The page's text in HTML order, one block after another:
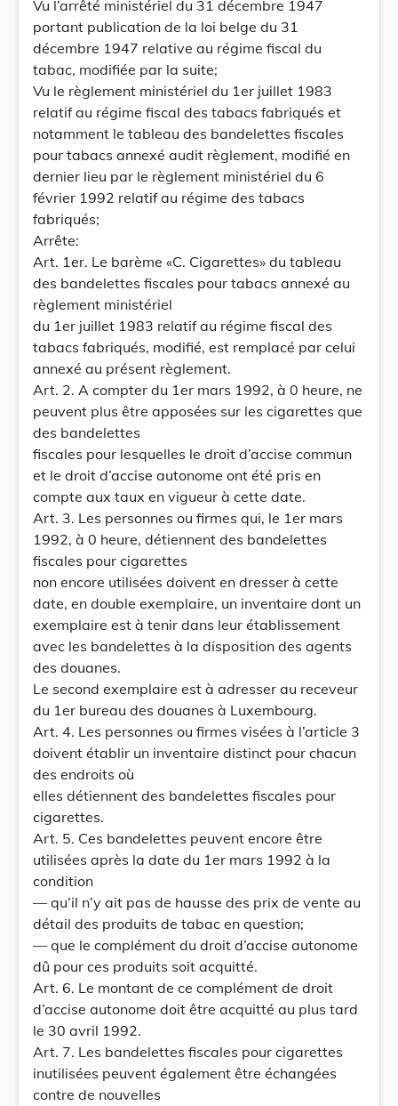
Vu l’arrêté ministériel du 31 décembre 1947
portant publication de la loi belge du 31
décembre 1947 relative au régime fiscal du
tabac, modifiée par la suite;
Vu le règlement ministériel du 1er juillet 1983
relatif au régime fiscal des tabacs fabriqués et
notamment le tableau des bandelettes fiscales
pour tabacs annexé audit règlement, modifié en
dernier lieu par le règlement ministériel du 6
février 1992 relatif au régime des tabacs
fabriqués;
Arrête:
Art. 1er. Le barème «C. Cigarettes» du tableau
des bandelettes fiscales pour tabacs annexé au
règlement ministériel
du 1er juillet 1983 relatif au régime fiscal des
tabacs fabriqués, modifié, est remplacé par celui
annexé au présent règlement.
Art. 2. A compter du 1er mars 1992, à 0 heure, ne
peuvent plus être apposées sur les cigarettes que
des bandelettes
fiscales pour lesquelles le droit d’accise commun
et le droit d’accise autonome ont été pris en
compte aux taux en vigueur à cette date.
Art. 3. Les personnes ou firmes qui, le 1er mars
1992, à 0 heure, détiennent des bandelettes
fiscales pour cigarettes
non encore utilisées doivent en dresser à cette
date, en double exemplaire, un inventaire dont un
exemplaire est à tenir dans leur établissement
avec les bandelettes à la disposition des agents
des douanes.
Le second exemplaire est à adresser au receveur
du 1er bureau des douanes à Luxembourg.
Art. 4. Les personnes ou firmes visées à l’article 3
doivent établir un inventaire distinct pour chacun
des endroits où
elles détiennent des bandelettes fiscales pour
cigarettes.
Art. 5. Ces bandelettes peuvent encore être
utilisées après la date du 1er mars 1992 à la
condition
— qu’il n’y ait pas de hausse des prix de vente au
détail des produits de tabac en question;
— que le complément du droit d’accise autonome
dû pour ces produits soit acquitté.
Art. 6. Le montant de ce complément de droit
d’accise autonome doit être acquitté au plus tard
le 30 avril 1992.
Art. 7. Les bandelettes fiscales pour cigarettes
inutilisées peuvent également être échangées
contre de nouvelles